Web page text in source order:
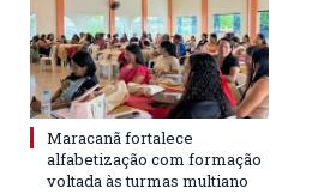
Maracanã fortalece
alfabetização com formação
voltada às turmas multiano